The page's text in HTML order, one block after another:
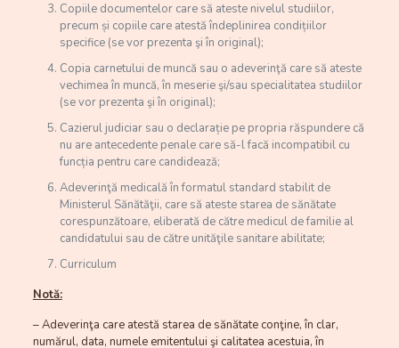
Copiile documentelor care să ateste nivelul studiilor,
precum și copiile care atestă îndeplinirea condițiilor
specifice (se vor prezenta şi în original);
Copia carnetului de muncă sau o adeverinţă care să ateste
vechimea în muncă, în meserie şi/sau specialitatea studiilor
(se vor prezenta şi în original);
Cazierul judiciar sau o declarație pe propria răspundere că
nu are antecedente penale care să-l facă incompatibil cu
funcția pentru care candidează;
Adeverinţă medicală în formatul standard stabilit de
Ministerul Sănătăţii, care să ateste starea de sănătate
corespunzătoare, eliberată de către medicul de familie al
candidatului sau de către unităţile sanitare abilitate;
Curriculum
Notă:
– Adeverinţa care atestă starea de sănătate conţine, în clar,
numărul, data, numele emitentului şi calitatea acestuia, în